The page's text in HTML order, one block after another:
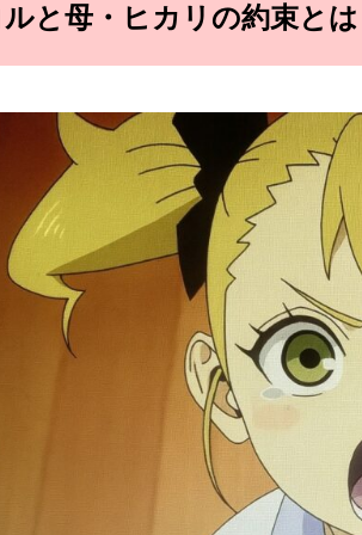
と母・ヒカリの約束と